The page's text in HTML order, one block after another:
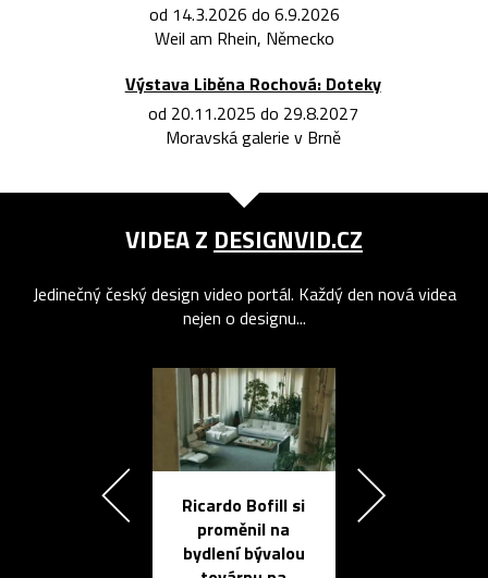
od 14.3.2026 do 6.9.2026
Weil am Rhein, Německo
Výstava Liběna Rochová: Doteky
od 20.11.2025 do 29.8.2027
Moravská galerie v Brně
VIDEA Z DESIGNVID.CZ
Jedinečný český design video portál. Každý den nová videa
nejen o designu...
Ricardo Bofill si
proměnil na
bydlení bývalou